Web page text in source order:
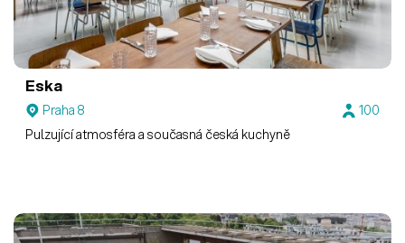
Eska
Praha 8
100
Pulzující atmosféra a současná česká kuchyně